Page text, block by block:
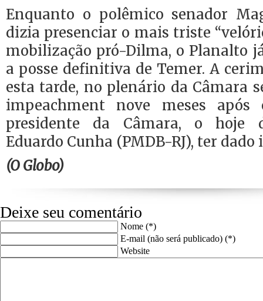
Enquanto o polêmico senador
dizia presenciar o mais triste
mobilização pró-Dilma, o Planalto
a posse definitiva de Temer. A
esta tarde, no plenário da Câmara
impeachment nove meses após
presidente da Câmara, o hoje
Eduardo Cunha (PMDB-RJ), ter dado
(O Globo)
Deixe seu comentário
Nome (*)
E-mail (não será publicado) (*)
Website